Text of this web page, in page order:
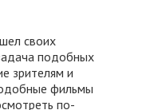
своих
подобных
зрителям и
фильмы
по-